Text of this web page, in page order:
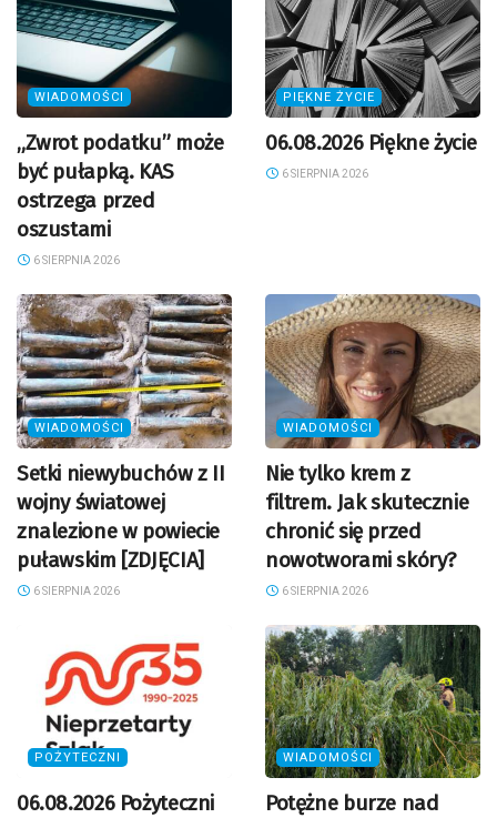
WIADOMOŚCI
„Zwrot podatku” może
być pułapką. KAS
ostrzega przed
oszustami
6 SIERPNIA 2026
PIĘKNE ŻYCIE
06.08.2026 Piękne życie
6 SIERPNIA 2026
WIADOMOŚCI
Setki niewybuchów z II
wojny światowej
znalezione w powiecie
puławskim [ZDJĘCIA]
6 SIERPNIA 2026
WIADOMOŚCI
Nie tylko krem z
filtrem. Jak skutecznie
chronić się przed
nowotworami skóry?
6 SIERPNIA 2026
POŻYTECZNI
06.08.2026 Pożyteczni
WIADOMOŚCI
Potężne burze nad